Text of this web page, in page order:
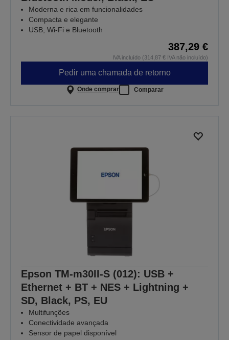
Moderna e rica em funcionalidades
Compacta e elegante
USB, Wi-Fi e Bluetooth
387,29 €
IVA incluído (314,87 € IVA não incluído)
Pedir uma chamada de retorno
Onde comprar Comparar
Epson TM-m30II-S (012): USB +
Ethernet + BT + NES + Lightning +
SD, Black, PS, EU
Multifunções
Conectividade avançada
Sensor de papel disponível